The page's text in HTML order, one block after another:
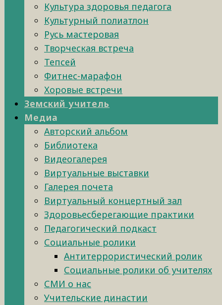
Культура здоровья педагога
Культурный полиатлон
Русь мастеровая
Творческая встреча
Тепсей
Фитнес-марафон
Хоровые встречи
Земский учитель
Медиа
Авторский альбом
Библиотека
Видеогалерея
Виртуальные выставки
Галерея почета
Виртуальный концертный зал
Здоровьесберегающие практики
Педагогический подкаст
Социальные ролики
Антитеррористический ролик
Социальные ролики об учителях
СМИ о нас
Учительские династии